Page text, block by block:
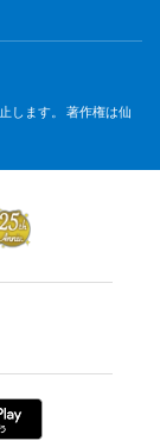
します。 著作権は仙